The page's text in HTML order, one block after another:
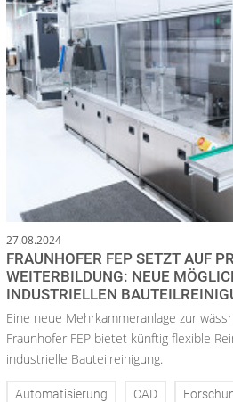
27.08.2024
FRAUNHOFER FEP SETZT AUF
WEITERBILDUNG: NEUE
INDUSTRIELLEN
Eine neue Mehrkammeranlage zur
Fraunhofer FEP bietet künftig flexible
industrielle Bauteilreinigung.
Automatisierung CAD